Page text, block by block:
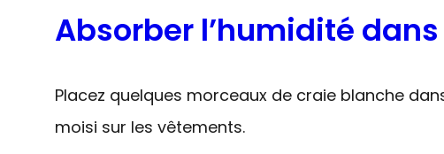
Absorber l’humidité
Placez quelques morceaux de craie blanche
moisi sur les vêtements.